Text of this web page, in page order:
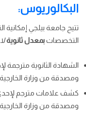
البكالوريوس:
تتيح جامعة بيلجي
التخصصاتبمعدل ثانوية
الشهادة الثانوية مترجمة
ومصدقة من وزارة الخارجية.
كشف علامات مترجم لإحدى
ومصدقة من وزارة الخارجية.